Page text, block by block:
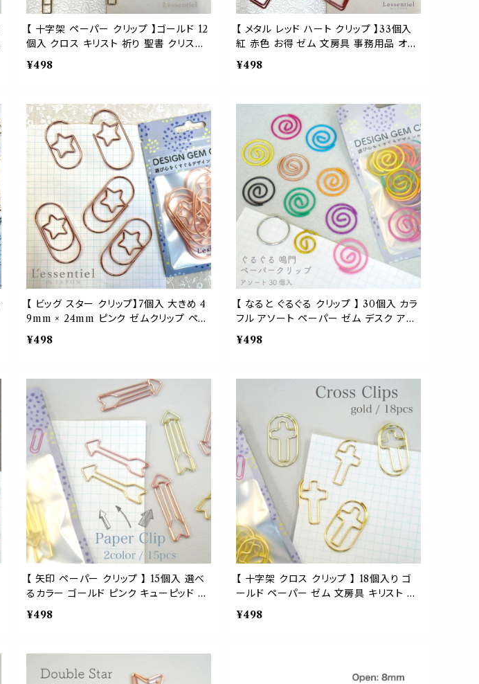
【 十字架 ペーパー クリップ 】ゴールド 12
個入 クロス キリスト 祈り 聖書 クリスチ
ャン A4 用紙 書類 ペーパー アイテム デ
スク ゼム モチーフ 文房具 事務 用品 勉
¥498
【 メタル レッド ハート クリップ 】33個入
紅 赤色 お得 ゼム 文房具 事務用品 オフ
ィス A4 用紙 書類 ラッピング バレンタイ
ン 学校 デザイン 勉強 資料 バインダー 結
¥498
【 ビッグ スター クリップ】7個入 大きめ 4
9mm × 24mm ピンク ゼムクリップ ペー
パー A4 資料 学校 星 ステーショナリー
ブックマーク ラッピング 文房具 デスクア
¥498
【 なると ぐるぐる クリップ 】 30個入 カラ
フル アソート ペーパー ゼム デスク アイ
テム ステーショナリー 文房具 事務 用品
整理 オフィス 勉強 資料 書類 ラッピング
¥498
【 矢印 ペーパー クリップ 】 15個入 選べ
るカラー ゴールド ピンク キューピッド 注
目 ここ ポイント マーク 事務 用品 文房具
アイテム デスク 学校 オフィス ラッピング
ーカー
¥498
【 十字架 クロス クリップ 】 18個入り ゴ
ールド ペーパー ゼム 文房具 キリスト ク
リスマス 火 水 地 風 神秘 カトリック オフ
ィス バインダー メモ デスク ラッピング プ
¥498